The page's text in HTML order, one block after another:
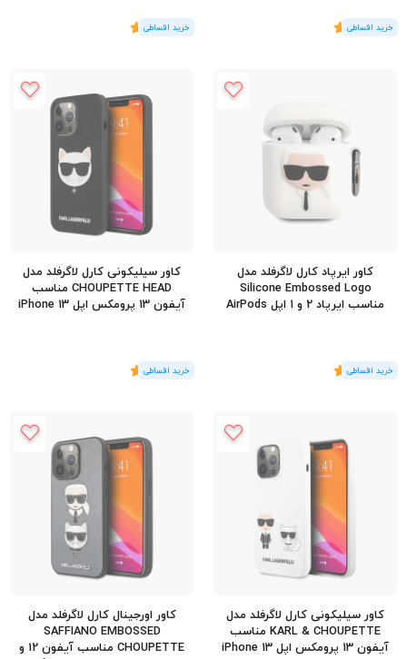
(1رای)
5
(1رای)
5
کاور ایرپاد کارل لاگرفلد مدل
Silicone Embossed Logo
مناسب ایرپاد 2 و 1 اپل AirPods
(1رای)
5
کاور سیلیکونی کارل لاگرفلد مدل
CHOUPETTE HEAD مناسب
آیفون 13 پرومکس اپل iPhone 13
(1رای)
5
کاور سیلیکونی کارل لاگرفلد مدل
KARL & CHOUPETTE مناسب
آیفون 13 پرومکس اپل iPhone 13
کاور اورجینال کارل لاگرفلد مدل
SAFFIANO EMBOSSED
CHOUPETTE مناسب آیفون 12 و